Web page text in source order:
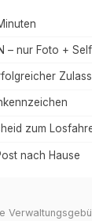
– nur Foto +
zum
nach Hause